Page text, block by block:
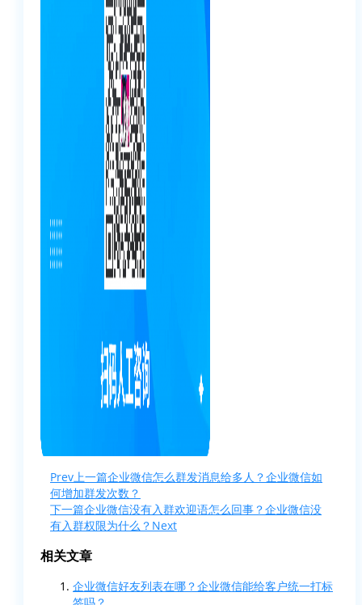
Prev 上一篇企业微信怎么群发消息给多人？企业微信如
何增加群发次数？
下一篇企业微信没有入群欢迎语怎么回事？企业微信没
有入群权限为什么？ Next
相关文章
企业微信好友列表在哪？企业微信能给客户统一打标
签吗？